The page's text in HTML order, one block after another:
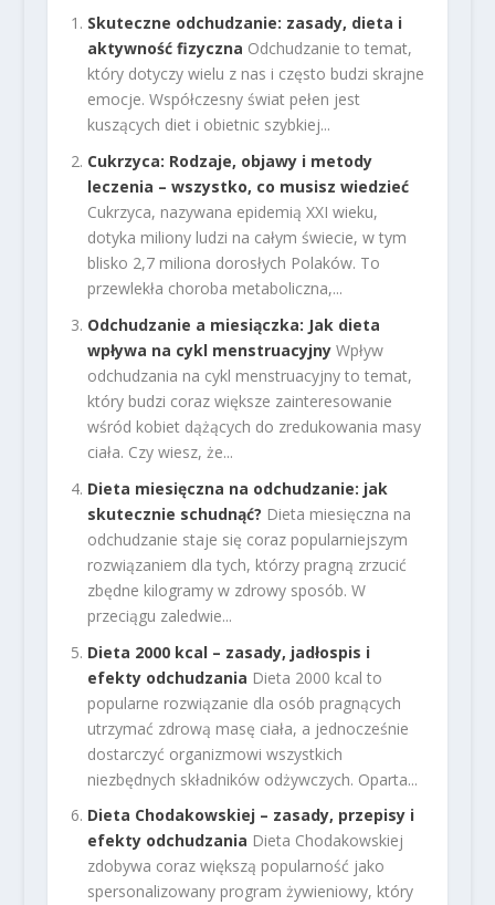
Skuteczne odchudzanie: zasady, dieta i
aktywność fizyczna Odchudzanie to temat,
który dotyczy wielu z nas i często budzi skrajne
emocje. Współczesny świat pełen jest
kuszących diet i obietnic szybkiej...
Cukrzyca: Rodzaje, objawy i metody
leczenia – wszystko, co musisz wiedzieć
Cukrzyca, nazywana epidemią XXI wieku,
dotyka miliony ludzi na całym świecie, w tym
blisko 2,7 miliona dorosłych Polaków. To
przewlekła choroba metaboliczna,...
Odchudzanie a miesiączka: Jak dieta
wpływa na cykl menstruacyjny Wpływ
odchudzania na cykl menstruacyjny to temat,
który budzi coraz większe zainteresowanie
wśród kobiet dążących do zredukowania masy
ciała. Czy wiesz, że...
Dieta miesięczna na odchudzanie: jak
skutecznie schudnąć? Dieta miesięczna na
odchudzanie staje się coraz popularniejszym
rozwiązaniem dla tych, którzy pragną zrzucić
zbędne kilogramy w zdrowy sposób. W
przeciągu zaledwie...
Dieta 2000 kcal – zasady, jadłospis i
efekty odchudzania Dieta 2000 kcal to
popularne rozwiązanie dla osób pragnących
utrzymać zdrową masę ciała, a jednocześnie
dostarczyć organizmowi wszystkich
niezbędnych składników odżywczych. Oparta...
Dieta Chodakowskiej – zasady, przepisy i
efekty odchudzania Dieta Chodakowskiej
zdobywa coraz większą popularność jako
spersonalizowany program żywieniowy, który